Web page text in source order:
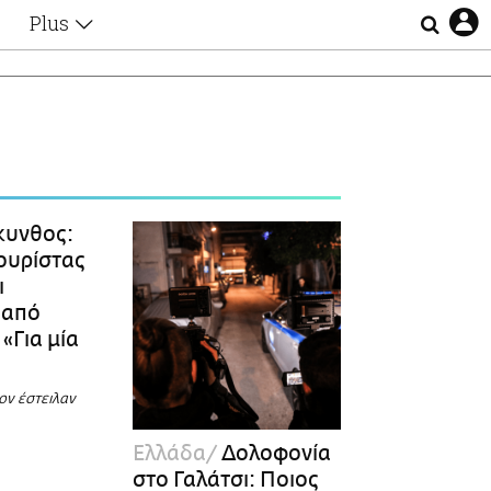
Plus
Οι Αθηναίοι
Απώλειες
Επιλογές
μία
έστειλαν
Ελλάδα Δολοφονία
στο Γαλάτσι: Ποιος